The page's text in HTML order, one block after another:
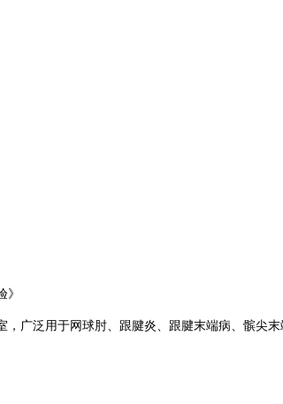
广泛用于网球肘、跟腱炎、跟腱末端病、髌尖